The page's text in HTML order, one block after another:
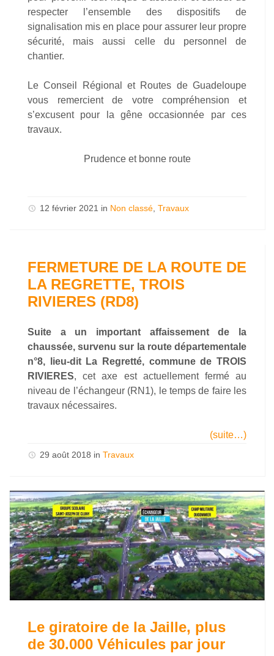
respecter l’ensemble des dispositifs de
signalisation mis en place pour assurer leur propre
sécurité, mais aussi celle du personnel de
chantier.
Le Conseil Régional et Routes de Guadeloupe
vous remercient de votre compréhension et
s’excusent pour la gêne occasionnée par ces
travaux.
Prudence et bonne route
12 février 2021 in Non classé Travaux
FERMETURE DE LA ROUTE DE
LA REGRETTE, TROIS
RIVIERES (RD8)
Suite a un important affaissement de la
chaussée, survenu sur la route départementale
n°8, lieu-dit La Regretté, commune de TROIS
RIVIERES, cet axe est actuellement fermé au
niveau de l’échangeur (RN1), le temps de faire les
travaux nécessaires.
(suite…)
29 août 2018 in Travaux
Le giratoire de la Jaille, plus
de 30.000 Véhicules par jour